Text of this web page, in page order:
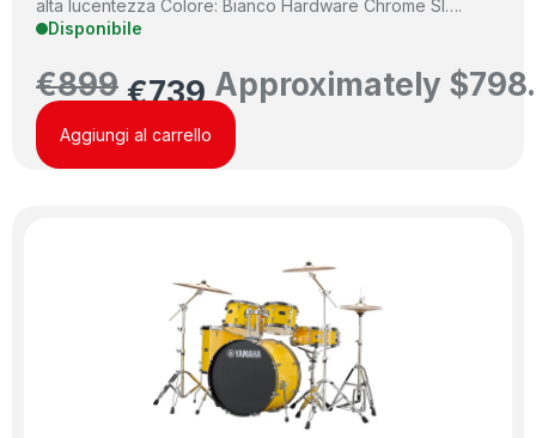
alta lucentezza Colore: Bianco Hardware Chrome SI….
Disponibile
€899 €739 Approximately $
Aggiungi al carrello